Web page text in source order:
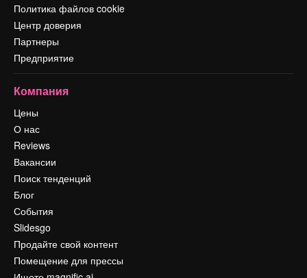
Политика файлов cookie
Центр доверия
Партнеры
Предприятие
Компания
Цены
О нас
Reviews
Вакансии
Поиск тенденций
Блог
События
Slidesgo
Продайте свой контент
Помещение для прессы